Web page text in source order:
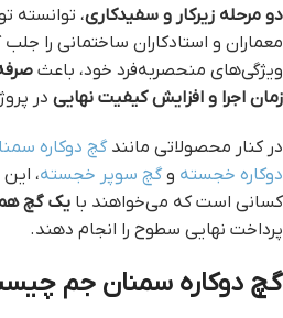
دو مرحله زیرکار و سفیدکاری، توانسته
معماران و استادکاران ساختمانی را
ویژگی‌های منحصربه‌فرد خود، باعث
زمان اجرا و افزایش کیفیت نهایی در
در کنار محصولاتی مانندگچ دوکاره
دوکاره خجسته وگچ سوپر خجسته،
کسانی است که می‌خواهند با یک گچ
پرداخت نهایی سطوح را انجام دهند.
گچ دوکاره سمنان جم